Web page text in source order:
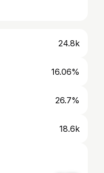
24.8k
16.06%
26.7%
18.6k